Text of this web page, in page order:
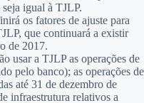
igual à TJLP.
os fatores de ajuste para
que continuará a existir
de 2017.
usar a TJLP as operações de
pelo banco); as operações de
até 31 de dezembro de
infraestrutura relativos a